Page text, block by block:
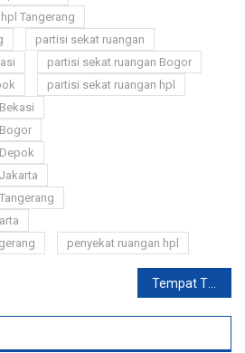
Tangerang
partisi sekat ruangan
partisi sekat ruangan Bogor
partisi sekat ruangan hpl
penyekat ruangan hpl
Tempat Tidur HPL Rumah Minimalis